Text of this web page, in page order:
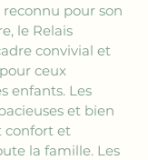
pour son
le Relais
convivial et
ceux
enfants. Les
et bien
confort et
la famille. Les